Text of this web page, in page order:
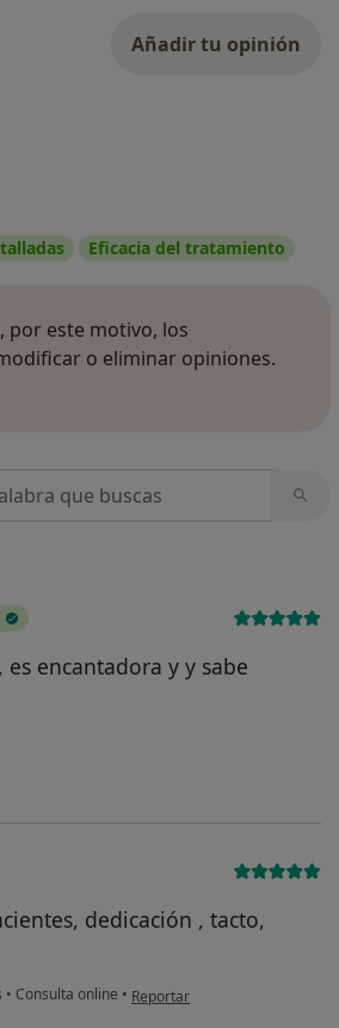
Añadir tu opinión
Eficacia del tratamiento
por este motivo, los
o eliminar opiniones.
encantadora y y sabe
Moreno Morales
dedicación , tacto,
• Consulta online • en opinión del usuario B.FA.M
Reportar